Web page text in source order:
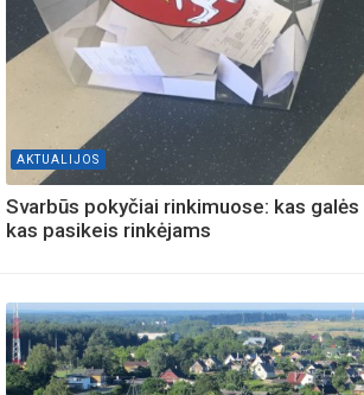
AKTUALIJOS
Svarbūs pokyčiai rinkimuose: kas
kas pasikeis rinkėjams